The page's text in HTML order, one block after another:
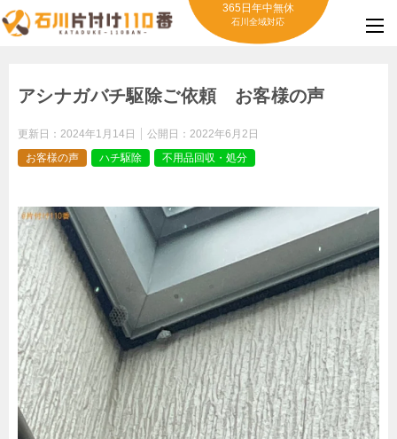
365日年中無休
石川全域対応
アシナガバチ駆除ご依頼 お客様の声
更新日： 2024年1月14日 公開日： 2022年6月2日
お客様の声
ハチ駆除 不用品回収・処分